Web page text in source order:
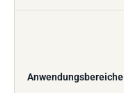
Anwendungsbereiche